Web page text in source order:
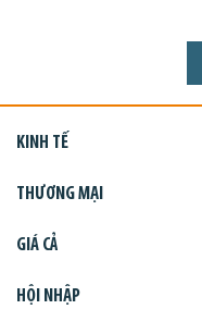
KINH TẾ
THƯƠNG MẠI
GIÁ CẢ
HỘI NHẬP